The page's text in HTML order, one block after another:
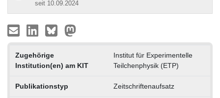
seit 10.09.2024
Zugehörige
Institution(en) am KIT
Institut für Experimentelle
Teilchenphysik (ETP)
Publikationstyp Zeitschriftenaufsatz